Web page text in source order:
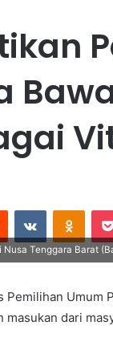
Reddit VKontakte
Tenggara Barat
Pemilihan Umum
dari